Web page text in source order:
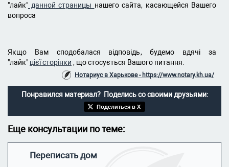
"лайк" данной страницы нашего сайта, касающейся Вашего
вопроса
Якщо Вам сподобалася відповідь, будемо вдячі за
"лайк" цієї сторінки , що стосується Вашого питання.
Нотариус в Харькове - https://www.notary.kh.ua/
Понравился материал? Поделись со своими друзьями:
Поделиться в X
Еще консультации по теме:
Переписать дом